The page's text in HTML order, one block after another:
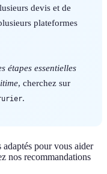
devis et de
plateformes
étapes essentielles
, cherchez sur
.
pour vous aider
nos recommandations